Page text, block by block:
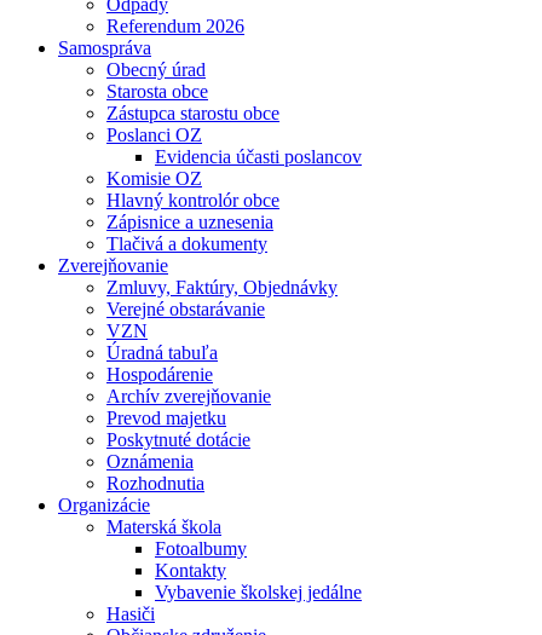
Odpady
Referendum 2026
Samospráva
Obecný úrad
Starosta obce
Zástupca starostu obce
Poslanci OZ
Evidencia účasti poslancov
Komisie OZ
Hlavný kontrolór obce
Zápisnice a uznesenia
Tlačivá a dokumenty
Zverejňovanie
Zmluvy, Faktúry, Objednávky
Verejné obstarávanie
VZN
Úradná tabuľa
Hospodárenie
Archív zverejňovanie
Prevod majetku
Poskytnuté dotácie
Oznámenia
Rozhodnutia
Organizácie
Materská škola
Fotoalbumy
Kontakty
Vybavenie školskej jedálne
Hasiči